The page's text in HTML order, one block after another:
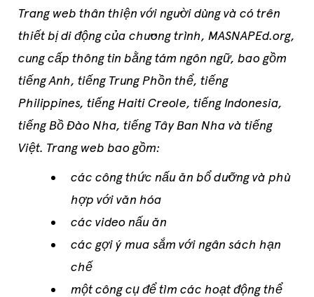
Trang web thân thiện với người dùng và có trên
thiết bị di động của chương trình, MASNAPEd.org,
cungcấp thông tin bằng tám ngôn ngữ, bao gồm
tiếng Anh, tiếng Trung Phồn thể, tiếng
Philippines, tiếng Haiti Creole, tiếng Indonesia,
tiếng Bồ Đào Nha, tiếng Tây Ban Nha và tiếng
Việt. Trang web bao gồm:
các công thức nấu ăn bổ dưỡng và phù
hợp với văn hóa
các video nấu ăn
các gợi ý mua sắm vớingân sách hạn
chế
một công cụ để tìm các hoạt động thể